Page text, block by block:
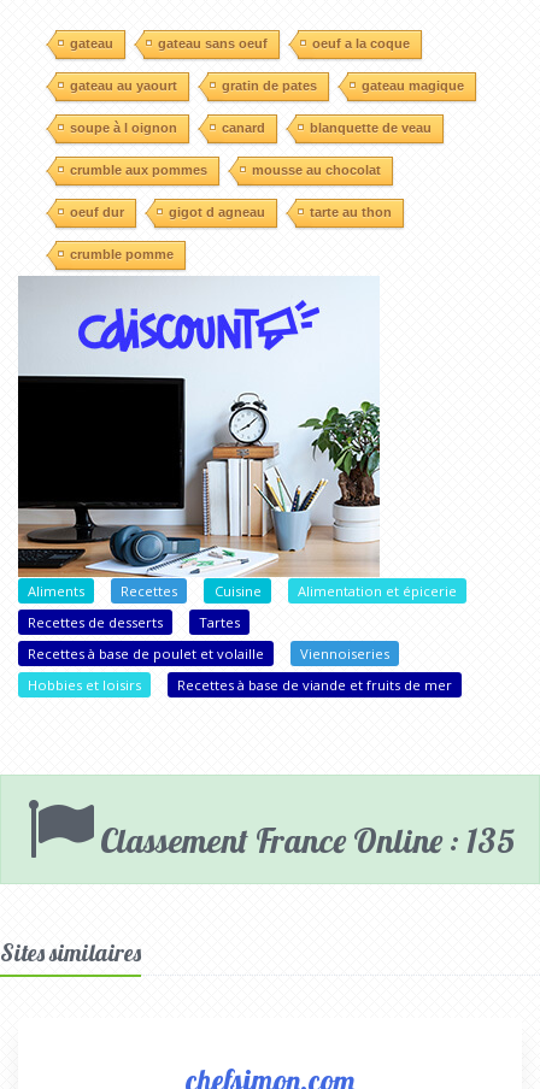
gateau gateau sans oeuf oeuf a la coque
gateau au yaourt gratin de pates gateau magique
soupe à l oignon canard blanquette de veau
crumble aux pommes mousse au chocolat
oeuf dur gigot d agneau tarte au thon
crumble pomme
Aliments Recettes Cuisine
Alimentation et épicerie
Recettes de desserts
Tartes
Recettes à base de poulet et volaille
Viennoiseries
Hobbies et loisirs
Recettes à base de viande et fruits de mer
Classement France Online : 135
Sites similaires
chefsimon.com